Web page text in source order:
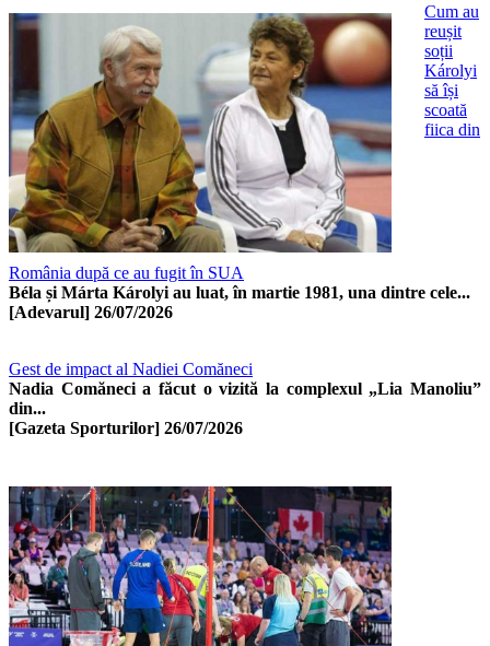
Cum au
reușit
soții
Károlyi
să își
scoată
fiica din
România după ce au fugit în SUA
Béla și Márta Károlyi au luat, în martie 1981, una dintre cele...
[Adevarul] 26/07/2026
Gest de impact al Nadiei Comăneci
Nadia Comăneci a făcut o vizită la complexul „Lia Manoliu”
din...
[Gazeta Sporturilor] 26/07/2026